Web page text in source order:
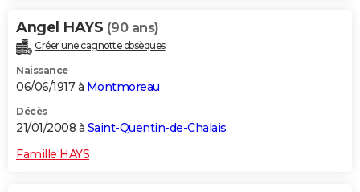
Angel HAYS (90 ans)
Créer une cagnotte obsèques
Naissance
06/06/1917 à Montmoreau
Décès
21/01/2008 à Saint-Quentin-de-Chalais
Famille HAYS